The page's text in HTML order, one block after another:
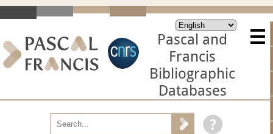
Pascal and
Francis
Bibliographic
Databases